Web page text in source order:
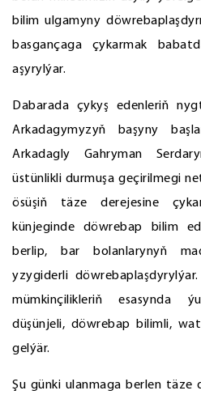
bilim ulgamyny
basgançaga çykarmak
aşyrylýar.
Dabarada çykyş edenleriň
Arkadagymyzyň başyny
Arkadagly Gahryman
üstünlikli durmuşa geçirilmegi
ösüşiň täze derejesine
künjeginde döwrebap bilim
berlip, bar bolanlarynyň
yzygiderli
mümkinçilikleriň esasynda
düşünjeli, döwrebap bilimli,
gelýär.
Şu günki ulanmaga berlen täze